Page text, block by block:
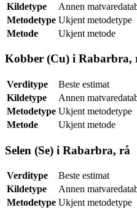
Kildetype
Annen
Metodetype Ukjent metodetype
Metode
Ukjent metode
Kobber (Cu) i Rabarbra,
Verditype
Beste estimat
Kildetype
Annen
Metodetype Ukjent metodetype
Metode
Ukjent metode
Selen (Se) i Rabarbra, rå
Verditype
Beste estimat
Kildetype
Annen
Metodetype Ukjent metodetype